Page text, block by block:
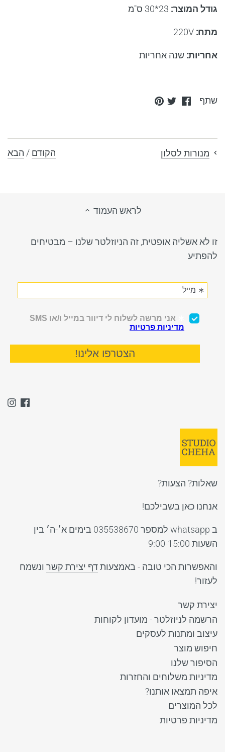
גודל המוצר: 23*30 ס"מ
מתח: V
אחריות: שנה אחריות
שתף
Share
Share
Pin
מנורות לסלון הקודם / הבא
לראש העמוד
זו לא אשליה אופטית, זה הניוזלטר שלנו – מבטיחים
להפתיע
שאלות? הצעות?
אנחנו כאן בשבילכם!
ב whatsapp למספר 035538670 בימים א׳-ה׳ בין
השעות 9:00-15:00
והאפשרות הכי טובה - באמצעותדף יצירת קשר ונשמח
לעזור!
יצירת קשר
הרשמה לניוזלטר - מועדון לקוחות
עיצוב ומתנות לעסקים
חיפוש מוצר
הסיפור שלנו
מדיניות משלוחים והחזרות
איפה תמצאו אותנו?
לכל המוצרים
מדיניות פרטיות